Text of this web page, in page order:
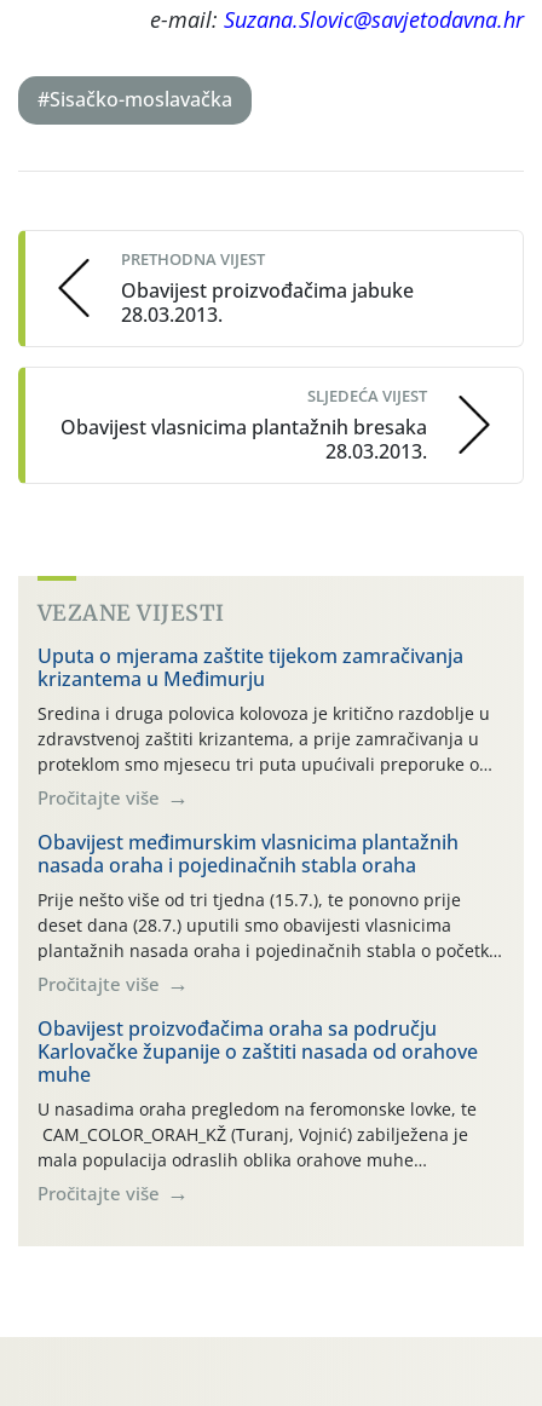
e-mail: Suzana.Slovic@savjetodavna.hr
#Sisačko-moslavačka
navigation
PRETHODNA VIJEST
Obavijest proizvođačima jabuke
28.03.2013.
SLJEDEĆA VIJEST
Obavijest vlasnicima plantažnih bresaka
28.03.2013.
VEZANE VIJESTI
Uputa o mjerama zaštite tijekom zamračivanja
krizantema u Međimurju
Sredina i druga polovica kolovoza je kritično razdoblje u
zdravstvenoj zaštiti krizantema, a prije zamračivanja u
proteklom smo mjesecu tri puta upućivali preporuke o
preventivnim mjerama zaštite krizantema od najčešćih
uzročnika bolesti, štetnika i fito-fagnih grinja (23.7., 14.7.,
06.7.)! Na početku ovog mjeseca je zabilježeno je
povijesno i ekstremno vruće meteorološko razdoblje, uz
najviše temperature […]
Pročitajte više
Obavijest međimurskim vlasnicima plantažnih
nasada oraha i pojedinačnih stabla oraha
Prije nešto više od tri tjedna (15.7.), te ponovno prije
deset dana (28.7.) uputili smo obavijesti vlasnicima
plantažnih nasada oraha i pojedinačnih stabla o početku
leta i ovogodišnjoj potrebi usmjerenog suzbijanja
orahove muhe (Rhagoletis completa)! Već dvanaest dana
traje drugi ovogodišnji “toplinski udar”, koji naročito
izražen zadnja šest dana (31.7.-05.8.), jer najviše
temperature zraka svakodnevno […]
Pročitajte više
Obavijest proizvođačima oraha sa području
Karlovačke županije o zaštiti nasada od orahove
muhe
U nasadima oraha pregledom na feromonske lovke, te
CAM_COLOR_ORAH_KŽ (Turanj, Vojnić) zabilježena je
mala populacija odraslih oblika orahove muhe
(Rhagoletis completa). Niska brojnost može se objasniti
činjenicom da je riječ o mladim nasadima s vrlo malim
Pročitajte više